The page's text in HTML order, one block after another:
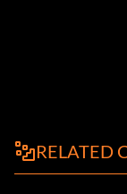
RELATED